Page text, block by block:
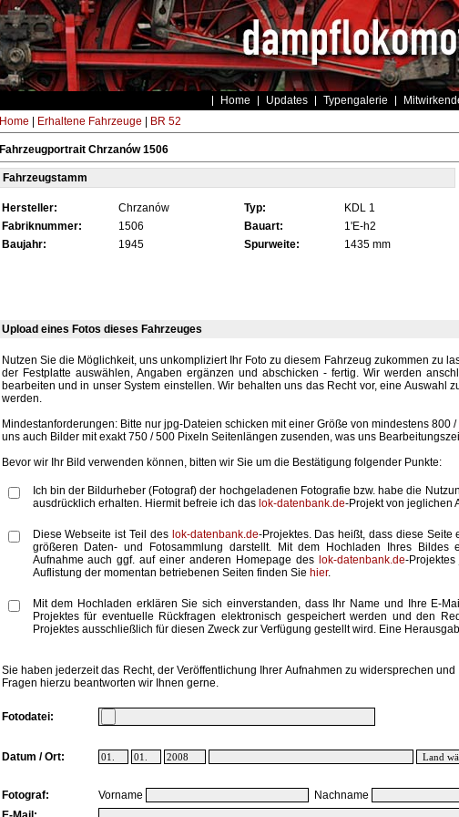
Home Updates Typengalerie
Home Erhaltene Fahrzeuge BR 52
Fahrzeugportrait Chrzanów 1506
Fahrzeugstamm
Hersteller: Chrzanów Typ: KDL 1
Fabriknummer:
1506 Bauart: 1'E-h2
Baujahr:
1945 Spurweite: 1435 mm
Upload eines Fotos dieses Fahrzeuges
Nutzen Sie die Möglichkeit, uns unkompliziert Ihr Foto zu diesem Fahrzeug zukommen zu
der Festplatte auswählen, Angaben ergänzen und abschicken - fertig. Wir werden
bearbeiten und in unser System einstellen. Wir behalten uns das Recht vor, eine Auswahl
werden.
Mindestanforderungen: Bitte nur jpg-Dateien schicken mit einer Größe von mindestens 800
uns auch Bilder mit exakt 750 / 500 Pixeln Seitenlängen zusenden, was uns
Bevor wir Ihr Bild verwenden können, bitten wir Sie um die Bestätigung folgender Punkte:
Ich bin der Bildurheber (Fotograf) der hochgeladenen Fotografie bzw. habe die
ausdrücklich erhalten. Hiermit befreie ich das lok-datenbank.de-Projekt von jeglichen
Diese Webseite ist Teil des lok-datenbank.de-Projektes. Das heißt, dass diese Seite
größeren Daten- und Fotosammlung darstellt. Mit dem Hochladen Ihres Bildes
Aufnahme auch ggf. auf einer anderen Homepage des lok-datenbank.de-
Auflistung der momentan betriebenen Seiten finden Sie hier.
Mit dem Hochladen erklären Sie sich einverstanden, dass Ihr Name und Ihre E-
Projektes für eventuelle Rückfragen elektronisch gespeichert werden und den
Projektes ausschließlich für diesen Zweck zur Verfügung gestellt wird. Eine
Sie haben jederzeit das Recht, der Veröffentlichung Ihrer Aufnahmen zu widersprechen
Fragen hierzu beantworten wir Ihnen gerne.
Fotodatei:
Datum / Ort:
Fotograf: Vorname
Nachname